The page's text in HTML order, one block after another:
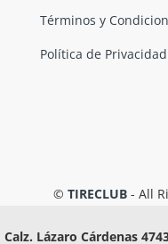
Términos y
Política de Privacidad
© TIRECLUB - All
Calz. Lázaro Cárdenas